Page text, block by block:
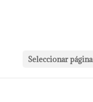
Seleccionar página